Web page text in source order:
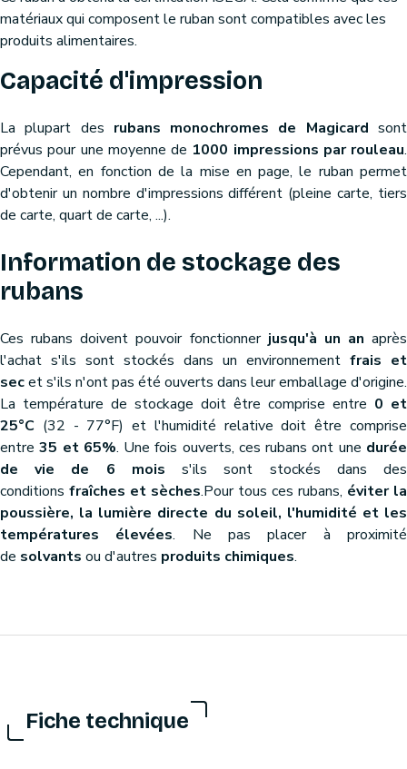
matériaux qui composent le ruban sont compatibles avec les
produits alimentaires.
Capacité d'impression
La plupart des rubans monochromes de Magicard sont
prévus pour une moyenne de 1000 impressions par rouleau.
Cependant, en fonction de la mise en page, le ruban permet
d'obtenir un nombre d'impressions différent (pleine carte, tiers
de carte, quart de carte, ...).
Information de stockage des
rubans
Ces rubans doivent pouvoir fonctionner jusqu'à un an après
l'achat s'ils sont stockés dans un environnement frais et
secet s'ils n'ont pas été ouverts dans leur emballage d'origine.
La température de stockage doit être comprise entre 0 et
25°C (32 - 77°F) et l'humidité relative doit être comprise
entre35 et 65%. Une fois ouverts, ces rubans ont une durée
de vie de 6 mois s'ils sont stockés dans des
conditions fraîches et sèches.Pour tous ces rubans, éviter la
poussière, la lumière directe du soleil, l'humidité et les
températures élevées. Ne pas placer à proximité
de solvants ou d'autres produits chimiques.
Fiche technique